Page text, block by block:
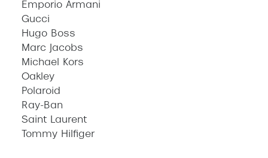
Emporio Armani
Gucci
Hugo Boss
Marc Jacobs
Michael Kors
Oakley
Polaroid
Ray-Ban
Saint Laurent
Tommy Hilfiger